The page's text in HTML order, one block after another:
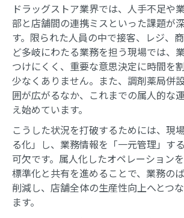
ドラッグストア業界では、人手不足や
部と店舗間の連携ミスといった課題が
す。限られた人員の中で接客、レジ、
ど多岐にわたる業務を担う現場では、
つけにくく、重要な意思決定に時間を
少なくありません。また、調剤薬局併
囲が広がるなか、これまでの属人的な
え始めています。
こうした状況を打破するためには、現
る化」し、業務情報を「一元管理」す
可欠です。属人化したオペレーション
標準化と共有を進めることで、業務の
削減し、店舗全体の生産性向上へとつ
ます。